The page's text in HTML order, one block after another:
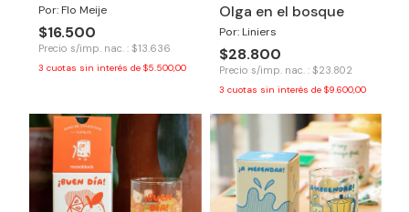
Por: Flo Meije
$16.500
Precio s/imp. nac. : $13.636
3 cuotas sin interés de $5.500,00
Olga en el bosque
Por: Liniers
$28.800
Precio s/imp. nac. : $23.802
3 cuotas sin interés de $9.600,00